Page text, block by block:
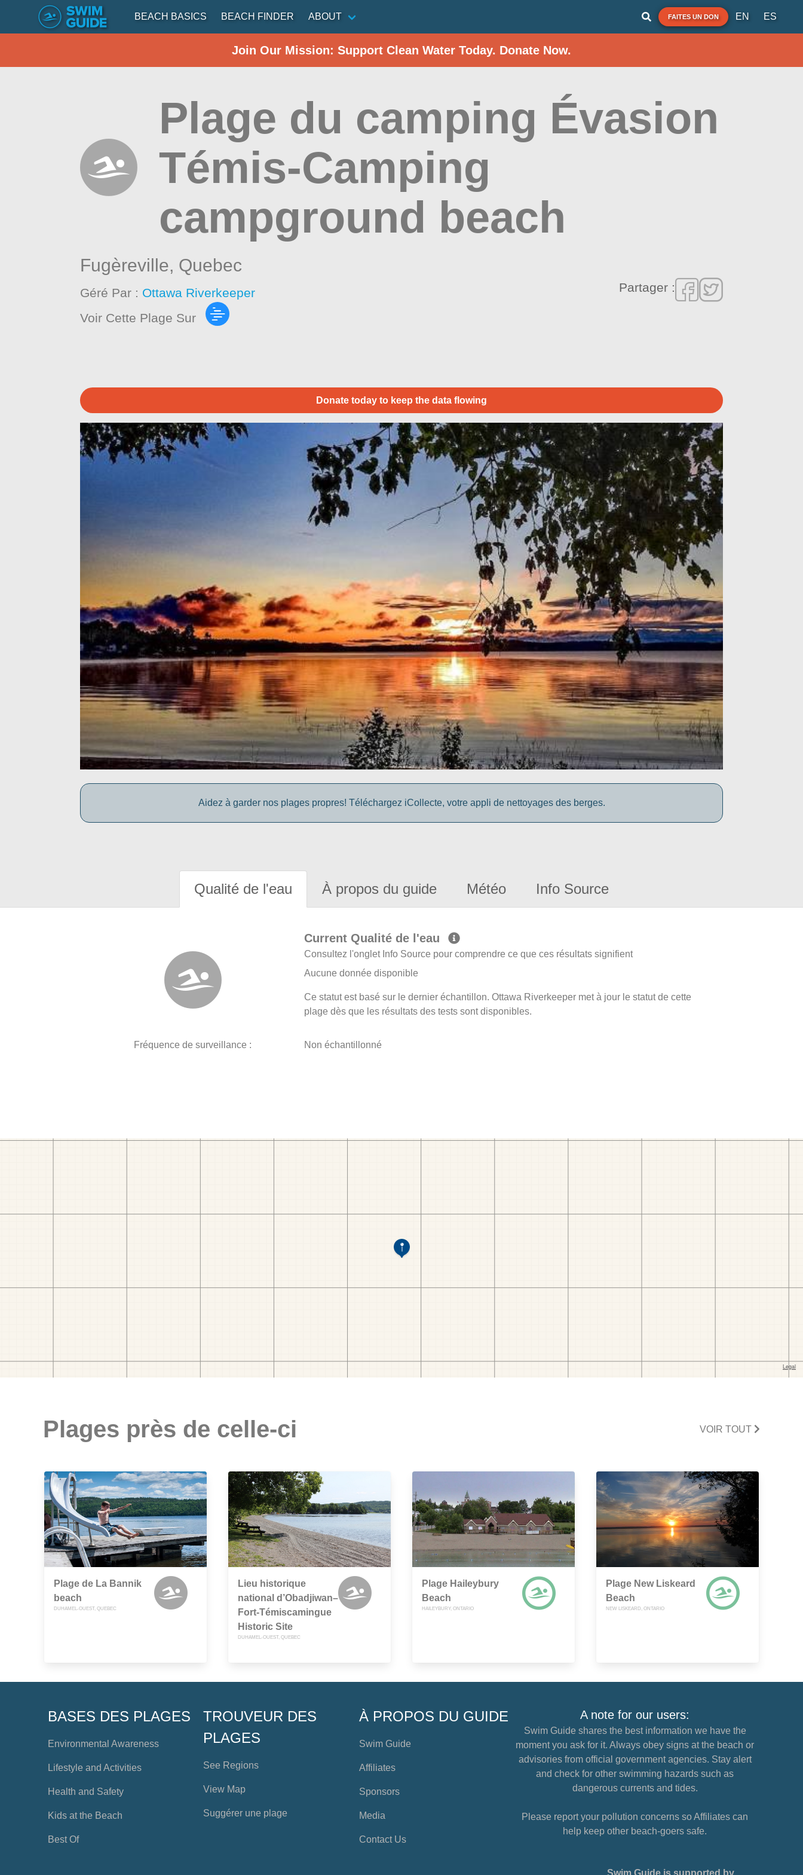
BEACH BASICS BEACH FINDER ABOUT FAITES UN DON EN ES
Join Our Mission: Support Clean Water Today. Donate Now.
Plage du camping Évasion
Témis-Camping
campground beach
Fugèreville, Quebec
Géré Par : Ottawa Riverkeeper
Voir Cette Plage Sur
Partager :
Donate today to keep the data flowing
Aidez à garder nos plages propres! Téléchargez iCollecte, votre appli de nettoyages des berges.
Qualité de l'eau À propos du guide Météo Info Source
Current Qualité de l'eau
Consultez l'onglet Info Source pour comprendre ce que ces résultats signifient
Aucune donnée disponible
Ce statut est basé sur le dernier échantillon. Ottawa Riverkeeper met à jour le statut de cette
plage dès que les résultats des tests sont disponibles.
Fréquence de surveillance : Non échantillonné
Plages près de celle-ci VOIR TOUT
Plage de La Bannik
beach
DUHAMEL-OUEST, QUEBEC
Lieu historique
national d’Obadjiwan–
Fort-Témiscamingue
Historic Site
DUHAMEL-OUEST, QUEBEC
Plage Haileybury
Beach
HAILEYBURY, ONTARIO
Plage New Liskeard
Beach
NEW LISKEARD, ONTARIO
BASES DES PLAGES
Environmental Awareness
Lifestyle and Activities
Health and Safety
Kids at the Beach
Best Of
TROUVEUR DES
PLAGES
See Regions
View Map
Suggérer une plage
À PROPOS DU GUIDE
Swim Guide
Affiliates
Sponsors
Media
Contact Us
A note for our users:
Swim Guide shares the best information we have the
moment you ask for it. Always obey signs at the beach or
advisories from official government agencies. Stay alert
and check for other swimming hazards such as
dangerous currents and tides.
Please report your pollution concerns so Affiliates can
help keep other beach-goers safe.